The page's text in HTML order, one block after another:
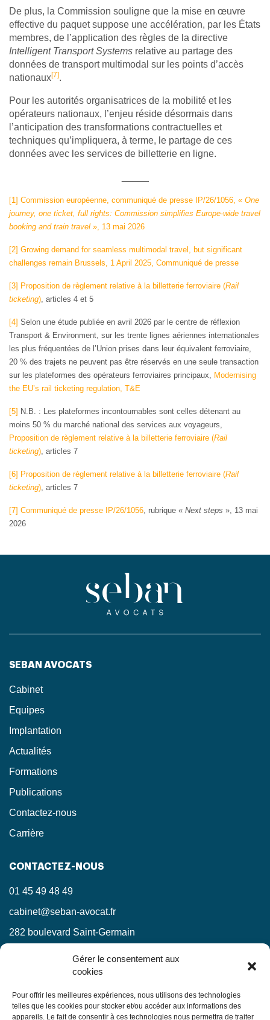
Gérer le consentement aux
cookies
Pour offrir les meilleures expériences, nous utilisons des technologies
telles que les cookies pour stocker et/ou accéder aux informations des
appareils. Le fait de consentir à ces technologies nous permettra de traiter
De plus, la Commission souligne que la mise en œuvre
effective du paquet suppose une accélération, par les États
membres, de l’application des règles de la directive
Intelligent Transport Systems relative au partage des
données de transport multimodal sur les points d’accès
nationaux[7].
Pour les autorités organisatrices de la mobilité et les
opérateurs nationaux, l’enjeu réside désormais dans
l’anticipation des transformations contractuelles et
techniques qu’impliquera, à terme, le partage de ces
données avec les services de billetterie en ligne.
[1] Commission européenne, communiqué de presse IP/26/1056, « One
journey, one ticket, full rights: Commission simplifies Europe-wide travel
booking and train travel », 13 mai 2026
[2] Growing demand for seamless multimodal travel, but significant
challenges remain Brussels, 1 April 2025, Communiqué de presse
[3] Proposition de règlement relative à la billetterie ferroviaire (Rail
ticketing) , articles 4 et 5
[4] Selon une étude publiée en avril 2026 par le centre de réflexion
Transport & Environment, sur les trente lignes aériennes internationales
les plus fréquentées de l’Union prises dans leur équivalent ferroviaire,
20 % des trajets ne peuvent pas être réservés en une seule transaction
sur les plateformes des opérateurs ferroviaires principaux, Modernising
the EU’s rail ticketing regulation, T&E
[5] N.B. : Les plateformes incontournables sont celles détenant au
moins 50 % du marché national des services aux voyageurs,
Proposition de règlement relative à la billetterie ferroviaire (Rail
ticketing) , articles 7
[6] Proposition de règlement relative à la billetterie ferroviaire (Rail
ticketing) , articles 7
[7] Communiqué de presse IP/26/1056 , rubrique « Next steps », 13 mai
2026
SEBAN AVOCATS
Cabinet
Equipes
Implantation
Actualités
Formations
Publications
Contactez-nous
Carrière
CONTACTEZ-NOUS
01 45 49 48 49
cabinet@seban-avocat.fr
282 boulevard Saint-Germain
RESTEZ INFORMÉS !